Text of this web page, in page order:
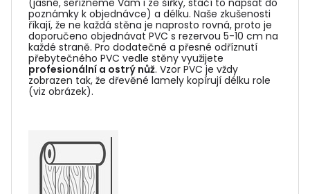
(jasné, seřízneme Vám i ze šířky, stačí to napsat do
poznámky k objednávce) a délku. Naše zkušenosti
říkají, že ne každá stěna je naprosto rovná, proto je
doporučeno objednávat PVC s rezervou 5-10 cm na
každé straně. Pro dodatečné a přesné odříznutí
přebytečného PVC vedle stěny využijete
profesionální a ostrý nůž. Vzor PVC je vždy
zobrazen tak, že dřevěné lamely kopírují délku role
(viz obrázek).